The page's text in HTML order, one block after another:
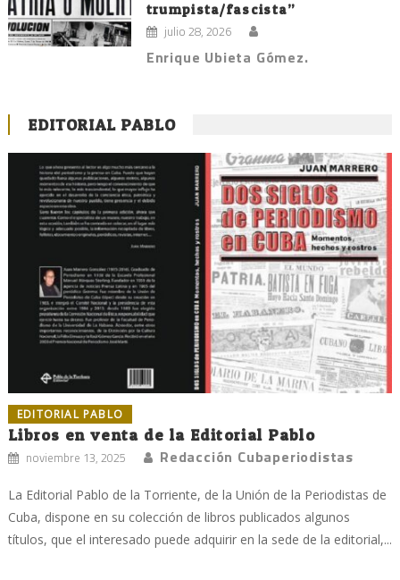
trumpista/fascista”
julio 28, 2026
Enrique Ubieta Gómez.
EDITORIAL PABLO
EDITORIAL PABLO
Libros en venta de la Editorial Pablo
noviembre 13, 2025 Redacción Cubaperiodistas
La Editorial Pablo de la Torriente, de la Unión de la Periodistas de
Cuba, dispone en su colección de libros publicados algunos
títulos, que el interesado puede adquirir en la sede de la editorial,...